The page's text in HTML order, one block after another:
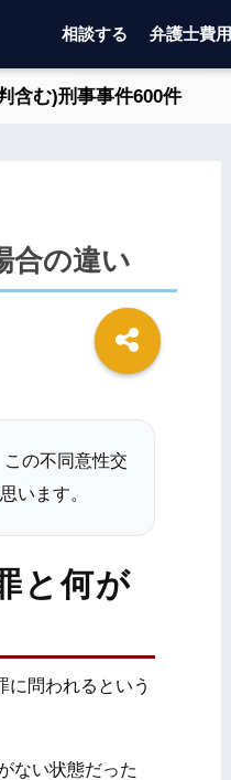
相談する 弁護士費用
判含む)刑事事件600件
合の違い
の不同意性交
います。
と何が
に問われるという
ない状態だった